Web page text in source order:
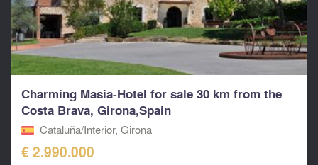
Charming Masia-Hotel for sale 30 km from the
Costa Brava, Girona,Spain
Cataluña/Interior, Girona
€ 2.990.000